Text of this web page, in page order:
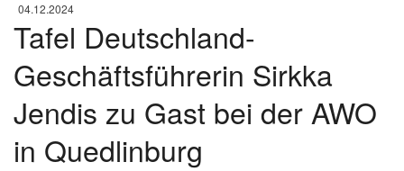
04.12.2024
Tafel Deutschland-
Geschäftsführerin Sirkka
Jendis zu Gast bei der AWO
in Quedlinburg